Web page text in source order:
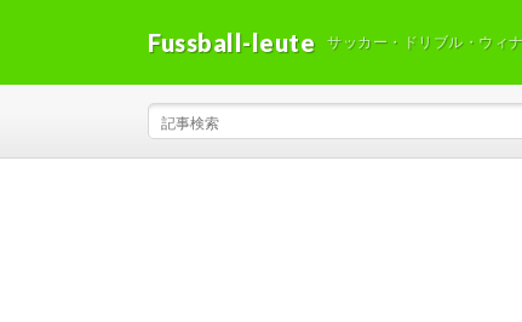
Fussball-leute サッカー・ドリブル・ウィ